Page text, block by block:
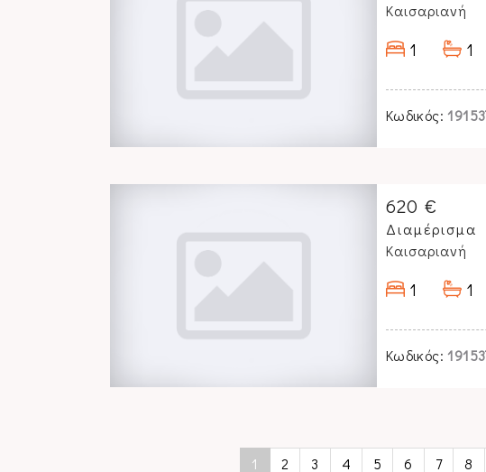
Καισαριανή
1 1
Κωδικός:
620 €
Διαμέρισμα
Καισαριανή
1 1
Κωδικός:
1 2 3 4 5 6 7 8